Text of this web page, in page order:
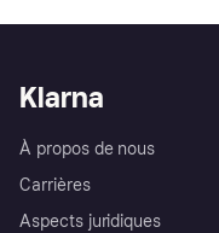
Klarna
À propos de nous
Carrières
Aspects juridiques